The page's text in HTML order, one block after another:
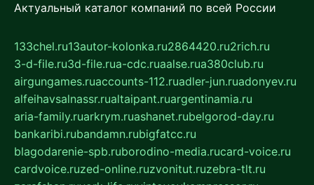
Актуальный каталог компаний по всей России
133chel.ru13autor-kolonka.ru2864420.ru2rich.ru
3-d-file.ru3d-file.rua-cdc.ruaalse.rua380club.ru
airgungames.ruaccounts-112.ruadler-jun.ruadonyev.ru
alfeihavsalnassr.rualtaipant.ruargentinamia.ru
aria-family.ruarkrym.ruashanet.rubelgorod-day.ru
bankaribi.rubandamn.rubigfatcc.ru
blagodarenie-spb.ruborodino-media.rucard-voice.ru
cardvoice.ruzed-online.ruzvonitut.ruzebra-tlt.ru